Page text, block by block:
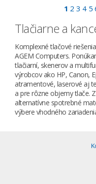
1 2 3 4 5
Tlačiarne a
Komplexné tlačové
AGEM Computers.
tlačiarní, skenerov a
výrobcov ako HP, Canon,
atramentové, laserové aj
a pre rôzne objemy tlače.
alternatívne spotrebné
výbere vhodného